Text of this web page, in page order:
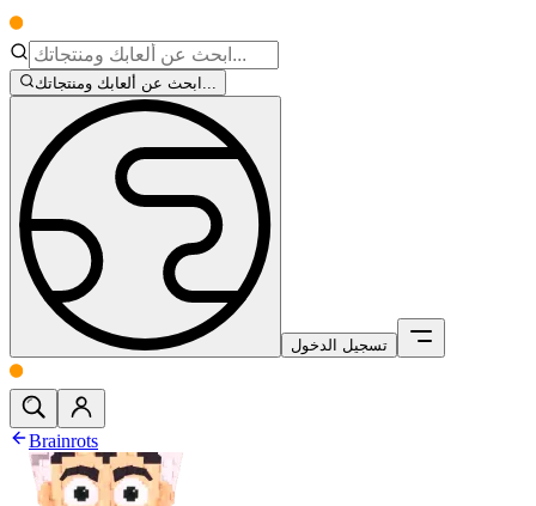
ابحث عن ألعابك ومنتجاتك...
تسجيل الدخول
Brainrots